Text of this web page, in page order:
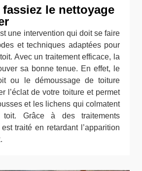
le nettoyage
une intervention qui doit se faire
et techniques adaptées pour
Avec un traitement efficace, la
sa bonne tenue. En effet, le
ou le démoussage de toiture
l’éclat de votre toiture et permet
et les lichens qui colmatent
Grâce à des traitements
traité en retardant l’apparition